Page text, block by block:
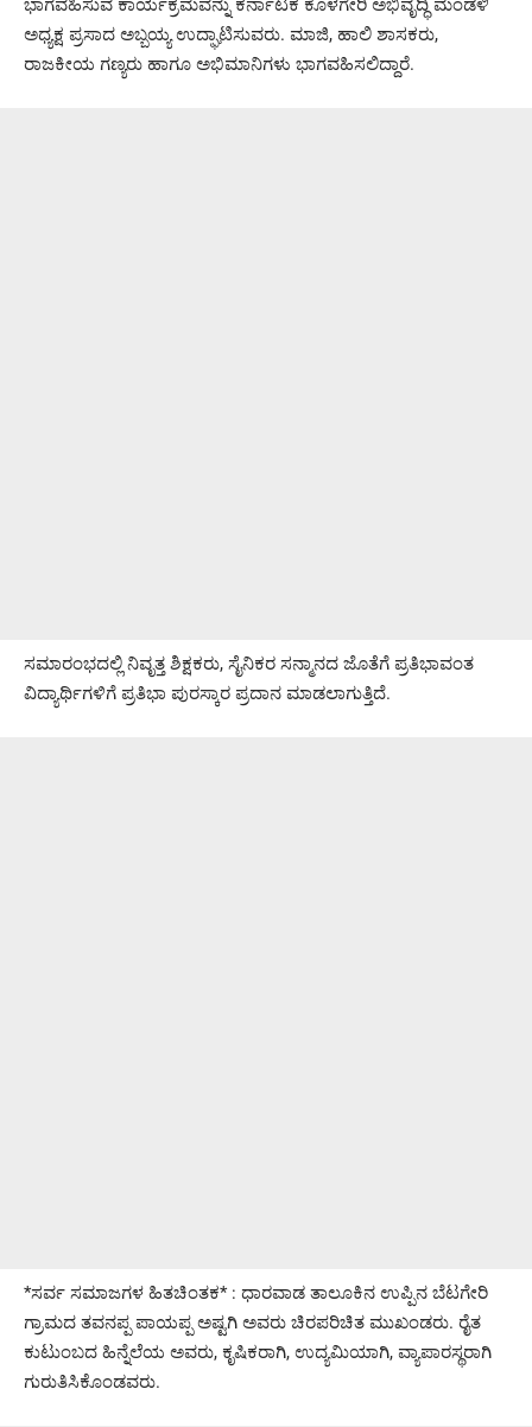
ಭಾಗವಹಿಸುವ ಕಾರ್ಯಕ್ರಮವನ್ನು ಕರ್ನಾಟಕ ಕೊಳಗೇರಿ ಅಭಿವೃದ್ಧಿ ಮಂಡಳಿ
ಅಧ್ಯಕ್ಷ ಪ್ರಸಾದ ಅಬ್ಬಯ್ಯ ಉದ್ಘಾಟಿಸುವರು. ಮಾಜಿ, ಹಾಲಿ ಶಾಸಕರು,
ರಾಜಕೀಯ ಗಣ್ಯರು ಹಾಗೂ ಅಭಿಮಾನಿಗಳು ಭಾಗವಹಿಸಲಿದ್ದಾರೆ.
ಸಮಾರಂಭದಲ್ಲಿ ನಿವೃತ್ತ ಶಿಕ್ಷಕರು, ಸೈನಿಕರ ಸನ್ಮಾನದ ಜೊತೆಗೆ ಪ್ರತಿಭಾವಂತ
ವಿದ್ಯಾರ್ಥಿಗಳಿಗೆ ಪ್ರತಿಭಾ ಪುರಸ್ಕಾರ ಪ್ರದಾನ ಮಾಡಲಾಗುತ್ತಿದೆ.
*ಸರ್ವ ಸಮಾಜಗಳ ಹಿತಚಿಂತಕ* : ಧಾರವಾಡ ತಾಲೂಕಿನ ಉಪ್ಪಿನ ಬೆಟಗೇರಿ
ಗ್ರಾಮದ ತವನಪ್ಪ ಪಾಯಪ್ಪ ಅಷ್ಟಗಿ ಅವರು ಚಿರಪರಿಚಿತ ಮುಖಂಡರು. ರೈತ
ಕುಟುಂಬದ ಹಿನ್ನೆಲೆಯ ಅವರು, ಕೃಷಿಕರಾಗಿ, ಉದ್ಯಮಿಯಾಗಿ, ವ್ಯಾಪಾರಸ್ಥರಾಗಿ
ಗುರುತಿಸಿಕೊಂಡವರು.